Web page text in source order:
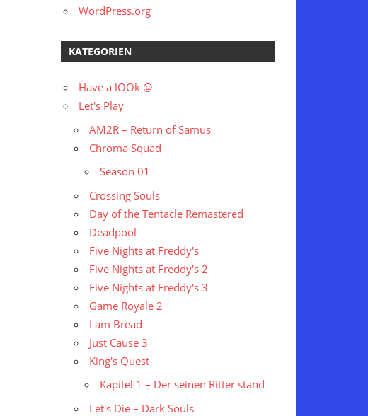
WordPress.org
KATEGORIEN
Have a lOOk @
Let's Play
AM2R – Return of Samus
Chroma Squad
Season 01
Crossing Souls
Day of the Tentacle Remastered
Deadpool
Five Nights at Freddy's
Five Nights at Freddy's 2
Five Nights at Freddy's 3
Game Royale 2
I am Bread
Just Cause 3
King's Quest
Kapitel 1 – Der seinen Ritter stand
Let's Die – Dark Souls